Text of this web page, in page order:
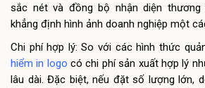
sắc nét và đồng bộ nhận diện thương
khẳng định hình ảnh doanh nghiệp một
Chi phí hợp lý: So với các hình thức
hiểm in logo có chi phí sản xuất hợp lý
lâu dài. Đặc biệt, nếu đặt số lượng lớn,